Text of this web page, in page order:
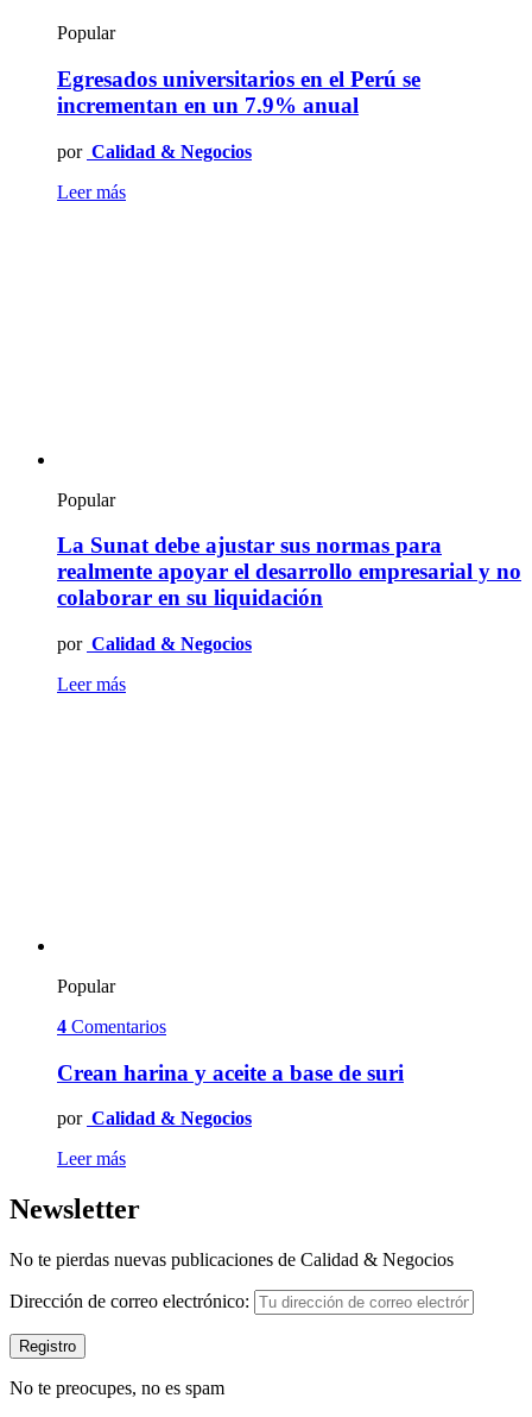
Popular
Egresados universitarios en el Perú se
incrementan en un 7.9% anual
por Calidad & Negocios
Leer más
Popular
La Sunat debe ajustar sus normas para
realmente apoyar el desarrollo empresarial y no
colaborar en su liquidación
por Calidad & Negocios
Leer más
Popular
4 Comentarios
Crean harina y aceite a base de suri
por Calidad & Negocios
Leer más
Newsletter
No te pierdas nuevas publicaciones de Calidad & Negocios
Dirección de correo electrónico:
No te preocupes, no es spam